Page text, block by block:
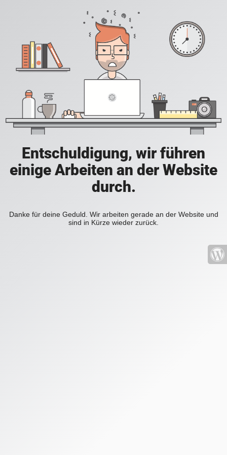
Entschuldigung, wir führen
einige Arbeiten an der Website
durch.
Danke für deine Geduld. Wir arbeiten gerade an der Website und
sind in Kürze wieder zurück.